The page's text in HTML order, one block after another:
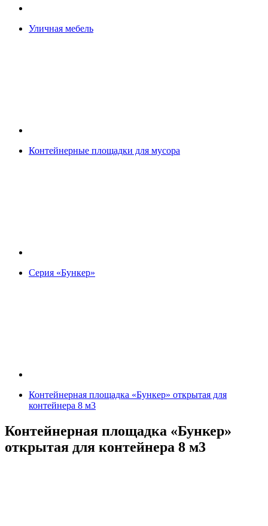
Уличная мебель
Контейнерные площадки для мусора
Серия «Бункер»
Контейнерная площадка «Бункер» открытая для
контейнера 8 м3
Контейнерная площадка «Бункер»
открытая для контейнера 8 м3